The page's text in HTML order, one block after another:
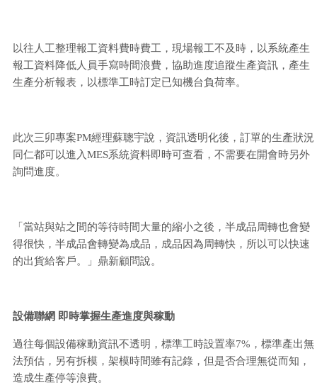
以往人工整理報工資料費時費工，現場報工不及時，以系統產生
報工資料降低人員手寫時間浪費，協助進度追蹤生產資訊，產生
生產分析報表，以標準工時訂定已知機台負荷率。
此次三卯專案PM經理蘇聰宇說，資訊透明化後，訂單的生產狀況
同仁都可以進入MES系統資料即時可查看，不需要在開會時另外
詢問進度。
「當站與站之間的等待時間大量的縮小之後，半成品周轉也會變
得很快，半成品會轉變為成品，成品因為周轉快，所以可以快速
的出貨給客戶。」鼎新顧問說。
設備聯網 即時掌握生產進度與稼動
過往每個設備稼動資訊不透明，標準工時設置率7%，標準產出無
法預估，另有拆模，架模時間雖有記錄，但是否合理無從而知，
造成生產停等浪費。